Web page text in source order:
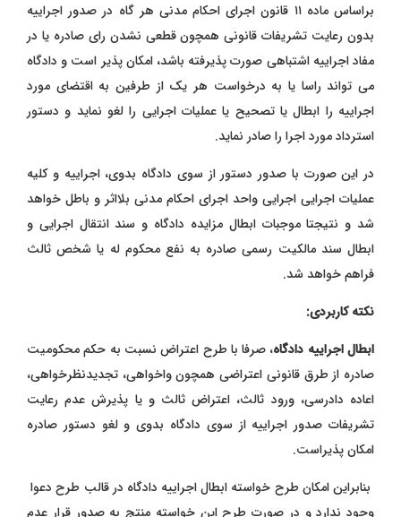
براساس ماده ۱۱ قانون اجرای احکام مدنی هر گاه در صدور اجراییه
بدون رعایت تشریفات قانونی همچون قطعی نشدن رای صادره یا در
مفاد اجراییه اشتباهی صورت پذیرفته باشد، امکان پذیر است و دادگاه
می تواند راسا یا به درخواست هر یک از طرفین به اقتضای مورد
اجراییه را ابطال یا تصحیح یا عملیات اجرایی را لغو نماید و دستور
استرداد مورد اجرا را صادر نماید.
در این صورت با صدور دستور از سوی دادگاه بدوی، اجراییه و کلیه
عملیات اجرایی اجرایی واحد اجرای احکام مدنی بلااثر و باطل خواهد
شد و نتیجتا موجبات ابطال مزایده دادگاه و سند انتقال اجرایی و
ابطال سند مالکیت رسمی صادره به نفع محکوم له یا شخص ثالث
فراهم خواهد شد.
نکته کاربردی:
ابطال اجراییه دادگاه، صرفا با طرح اعتراض نسبت به حکم محکومیت
صادره از طرق قانونی اعتراضی همچون واخواهی، تجدیدنظرخواهی،
اعاده دادرسی، ورود ثالث، اعتراض ثالث و یا پذیرش عدم رعایت
تشریفات صدور اجراییه از سوی دادگاه بدوی و لغو دستور صادره
امکان پذیراست.
بنابراین امکان طرح خواسته ابطال اجراییه دادگاه در قالب طرح دعوا
وجود ندارد و در صورت طرح این خواسته منتج به صدور قرار عدم